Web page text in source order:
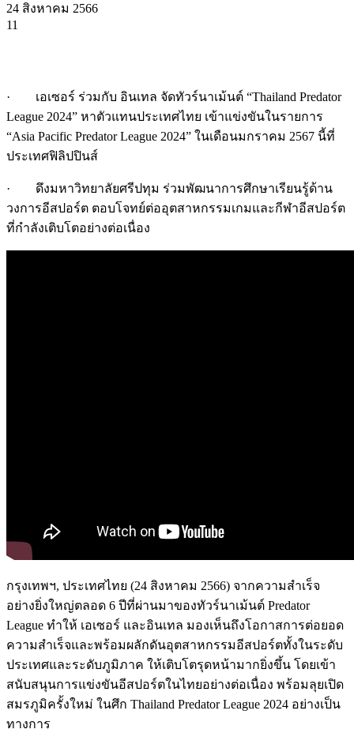
24 สิงหาคม 2566
11
· เอเซอร์ ร่วมกับ อินเทล จัดทัวร์นาเม้นต์ “Thailand Predator
League 2024” หาตัวแทนประเทศไทย เข้าแข่งขันในรายการ
“Asia Pacific Predator League 2024” ในเดือนมกราคม 2567 นี้ที่
ประเทศฟิลิปปินส์
· ดึงมหาวิทยาลัยศรีปทุม ร่วมพัฒนาการศึกษาเรียนรู้ด้าน
วงการอีสปอร์ต ตอบโจทย์ต่ออุตสาหกรรมเกมและกีฬาอีสปอร์ต
ที่กำลังเติบโตอย่างต่อเนื่อง
กรุงเทพฯ, ประเทศไทย (24 สิงหาคม 2566) จากความสำเร็จ
อย่างยิ่งใหญ่ตลอด 6 ปีที่ผ่านมาของทัวร์นาเม้นต์ Predator
League ทำให้ เอเซอร์ และอินเทล มองเห็นถึงโอกาสการต่อยอด
ความสำเร็จและพร้อมผลักดันอุตสาหกรรมอีสปอร์ตทั้งในระดับ
ประเทศและระดับภูมิภาค ให้เติบโตรุดหน้ามากยิ่งขึ้น โดยเข้า
สนับสนุนการแข่งขันอีสปอร์ตในไทยอย่างต่อเนื่อง พร้อมลุยเปิด
สมรภูมิครั้งใหม่ ในศึก Thailand Predator League 2024 อย่างเป็น
ทางการ